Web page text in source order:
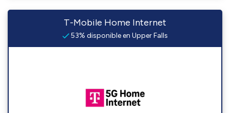
T-Mobile Home Internet
53% disponible en Upper Falls